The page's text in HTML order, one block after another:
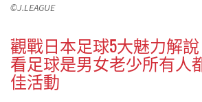
©J.LEAGUE
觀戰日本足球5大魅力解說
看足球是男女老少所有人
佳活動